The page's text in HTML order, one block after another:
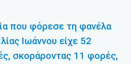
που φόρεσε τη φανέλα
Ιωάννου είχε 52
σκοράροντας 11 φορές,